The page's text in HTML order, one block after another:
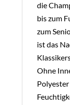
die
bis zum
zum
ist das
Ohne